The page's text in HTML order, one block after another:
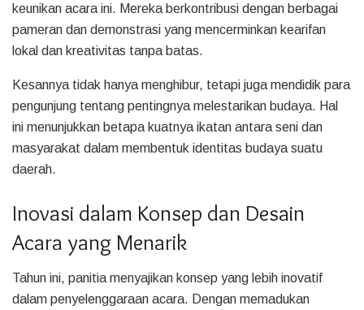
keunikan acara ini. Mereka berkontribusi dengan berbagai
pameran dan demonstrasi yang mencerminkan kearifan
lokal dan kreativitas tanpa batas.
Kesannya tidak hanya menghibur, tetapi juga mendidik para
pengunjung tentang pentingnya melestarikan budaya. Hal
ini menunjukkan betapa kuatnya ikatan antara seni dan
masyarakat dalam membentuk identitas budaya suatu
daerah.
Inovasi dalam Konsep dan Desain
Acara yang Menarik
Tahun ini, panitia menyajikan konsep yang lebih inovatif
dalam penyelenggaraan acara. Dengan memadukan